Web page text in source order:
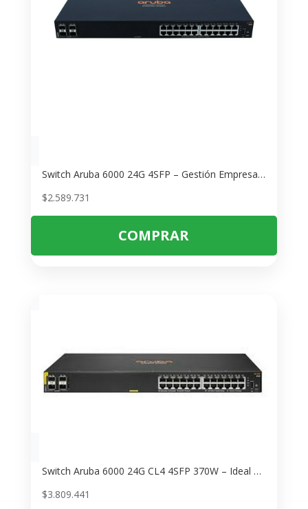
Switch Aruba 6000 24G 4SFP – Gestión Empresarial y Alta Velocidad
$2.589.731
COMPRAR
Switch Aruba 6000 24G CL4 4SFP 370W – Ideal para Redes Empresariales
$3.809.441